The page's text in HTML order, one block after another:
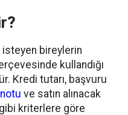
isteyen bireylerin
kullandığı
Kredi tutarı, başvuru
ve satın alınacak
kriterlere göre